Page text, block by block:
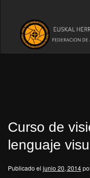
Curso de
lenguaje
Publicado el junio 20, 2014